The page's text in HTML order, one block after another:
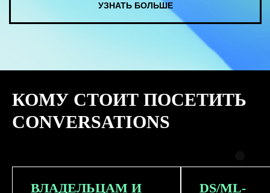
КОМУ СТОИТ ПОСЕТИТЬ
CONVERSATIONS
ВЛАДЕЛЬЦАМ И
DS/ML-